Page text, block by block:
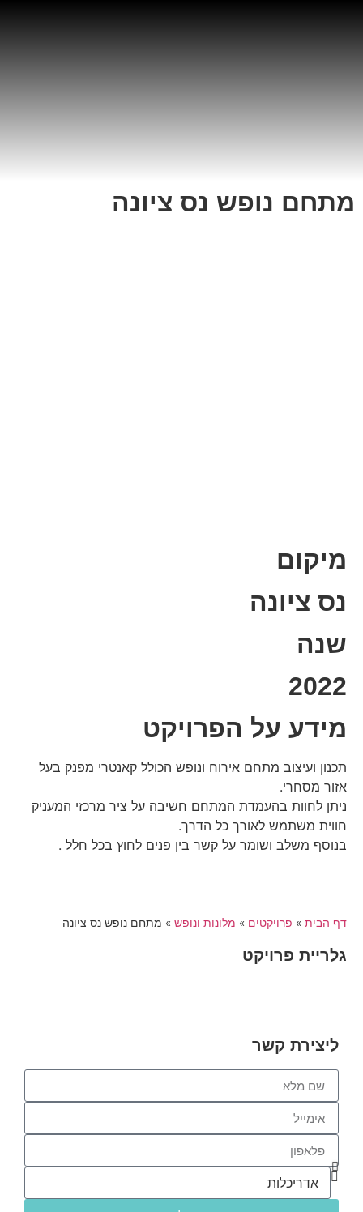
מתחם נופש נס ציונה
מיקום
נס ציונה
שנה
2022
מידע על הפרויקט
תכנון ועיצוב מתחם אירוח ונופש הכולל קאנטרי מפנק בעל
אזור מסחרי.
ניתן לחוות בהעמדת המתחם חשיבה על ציר מרכזי המעניק
חווית משתמש לאורך כל הדרך.
בנוסף משלב ושומר על קשר בין פנים לחוץ בכל חלל .
דף הבית » פרויקטים » מלונות ונופש » מתחם נופש נס ציונה
גלריית פרויקט
ליצירת קשר